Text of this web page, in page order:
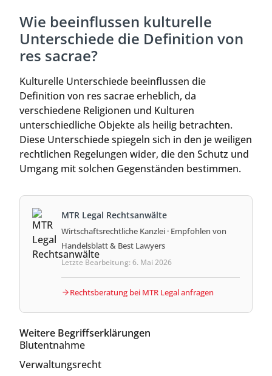
Wie beeinflussen kulturelle
Unterschiede die Definition von
res sacrae?
Kulturelle Unterschiede beeinflussen die
Definition von res sacrae erheblich, da
verschiedene Religionen und Kulturen
unterschiedliche Objekte als heilig betrachten.
Diese Unterschiede spiegeln sich in den je weiligen
rechtlichen Regelungen wider, die den Schutz und
Umgang mit solchen Gegenständen bestimmen.
MTR Legal Rechtsanwälte
Wirtschaftsrechtliche Kanzlei · Empfohlen von
Handelsblatt & Best Lawyers
Letzte Bearbeitung: 6. Mai 2026
Rechtsberatung bei MTR Legal anfragen
Weitere Begriffserklärungen
Blutentnahme
Verwaltungsrecht